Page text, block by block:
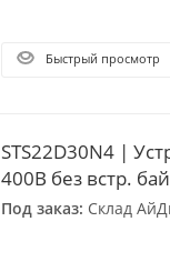
Быстрый просмотр
STS22D30N4 |
400В без встр.
Под заказ: Склад